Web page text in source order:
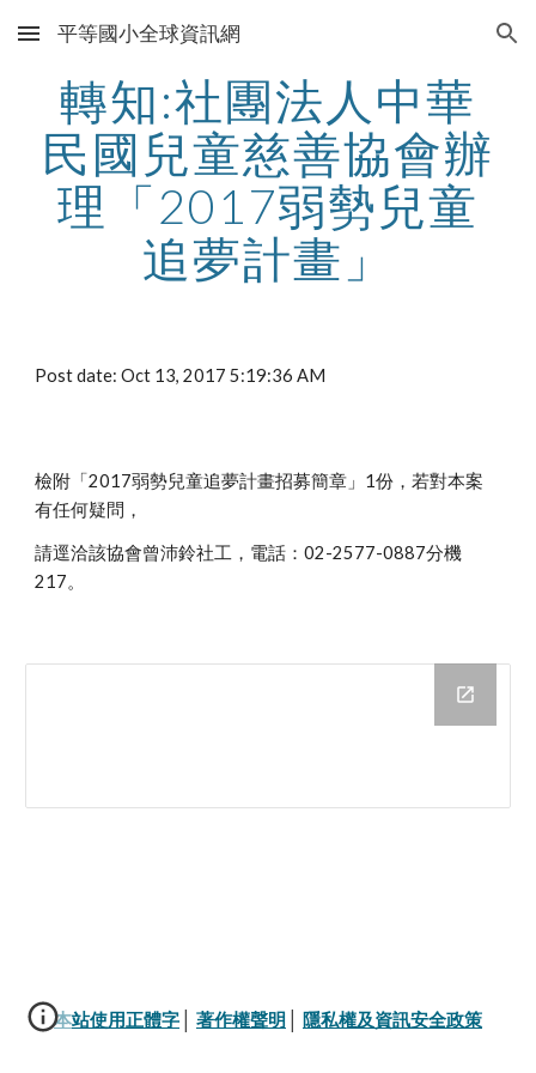
Skip to main content Skip to navigation
平等國小全球資訊網
轉知:社團法人中華
民國兒童慈善協會辦
理「2017弱勢兒童
追夢計畫」
Post date: Oct 13, 2017 5:19:36 AM
檢附「2017弱勢兒童追夢計畫招募簡章」1份，若對本案
有任何疑問，
請逕洽該協會曾沛鈴社工，電話：02-2577-0887分機
217。
本站使用正體字 著作權聲明 隱私權及資訊安全政策